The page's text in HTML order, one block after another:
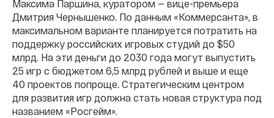
Максима Паршина, куратором — вице-премьера
Дмитрия Чернышенко. По данным «Коммерсанта», в
максимальном варианте планируется потратить на
поддержку российских игровых студий до $50
млрд. На эти деньги до 2030 года могут выпустить
25 игр с бюджетом 6,5 млрд рублей и выше и еще
40 проектов попроще. Стратегическим центром
для развития игр должна стать новая структура под
названием «Росгейм».